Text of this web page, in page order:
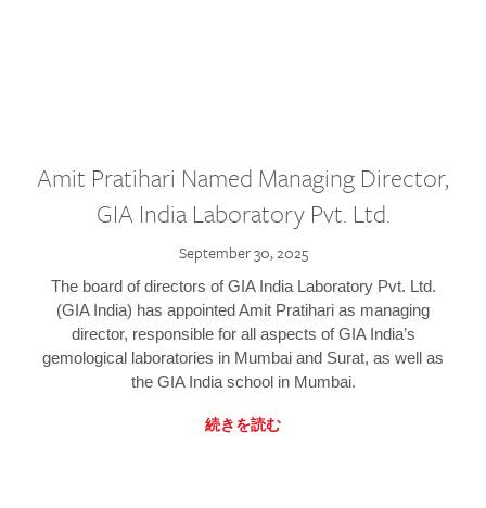
Amit Pratihari Named Managing Director,
GIA India Laboratory Pvt. Ltd.
September 30, 2025
The board of directors of GIA India Laboratory Pvt. Ltd.
(GIA India) has appointed Amit Pratihari as managing
director, responsible for all aspects of GIA India’s
gemological laboratories in Mumbai and Surat, as well as
the GIA India school in Mumbai.
続きを読む